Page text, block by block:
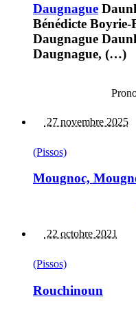
Daugnague
Bénédicte Boyrie-
Daugnague
Daugnague, (…)
27 novembre 2025
(Pissos)
Mougnoc,
22 octobre 2021
(Pissos)
Rouchinoun